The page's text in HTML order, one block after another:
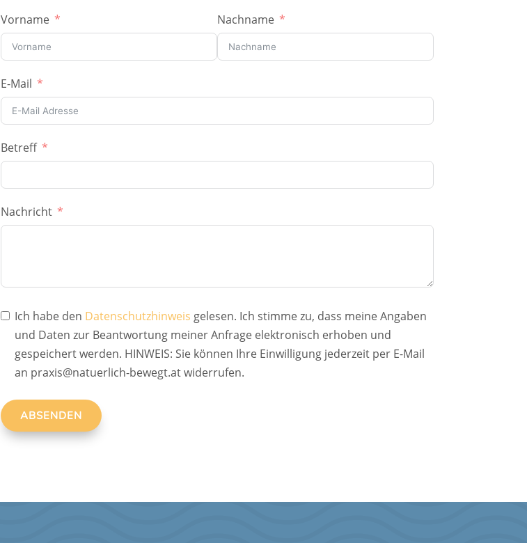
Vorname Nachname
E-Mail
Betreff
Nachricht
Ich habe den Datenschutzhinweis gelesen. Ich stimme zu, dass meine Angaben
und Daten zur Beantwortung meiner Anfrage elektronisch erhoben und
gespeichert werden. HINWEIS: Sie können Ihre Einwilligung jederzeit per E-Mail
an praxis@natuerlich-bewegt.at widerrufen.
ABSENDEN